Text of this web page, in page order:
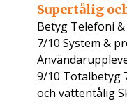
Supertålig
Betyg Telefoni
7/10 System &
9/10 Totalbetyg
och vattentålig